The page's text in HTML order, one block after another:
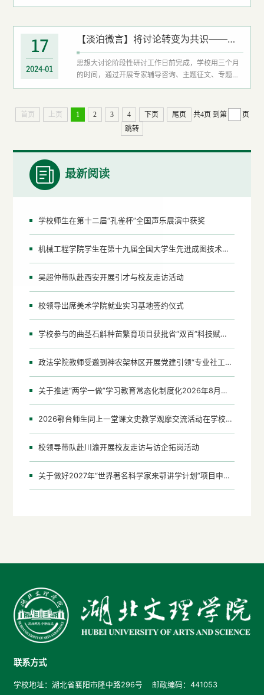
案》后，我们已在这条路上奋进了十年。在这十年
人以“大学”标准要求自己越来越深入人心。以共识为
基础，明确好规则标准。所有共识都需要制度和体系
来确保达成，让共识价值观深入人心、转变成人们自
觉行为。创建全国知名的、交通特色鲜明的高水平应
用型综合性大学是我们的...
17
2024-01
【淡泊微言】将讨论转变为共识——一论思想大讨论
​思想大讨论阶段性研讨工作日前完成，学校用三个月
的时间，通过开展专家辅导咨询、主题征文、专题研
讨等活动，研判学校发展形势，对标对表高水平大学
发展的路径与举措。这是学校领导班子推动事业内涵
式高质量发展的创新之举，更是汇聚共识、加快综合
性大学创建步伐的关键之举。以共识统一目标。共识
首页 上页 1 2 3 4 下页 尾页 共4页 到第
页
跳转
最新阅读
学校师生在第十二届“孔雀杯”全国声乐展演中获奖
机械工程学院学生在第十九届全国大学生先进成图技术与产品信息建模创新大赛中获奖
吴超仲带队赴西安开展引才与校友走访活动
校领导出席美术学院就业实习基地签约仪式
学校参与的曲茎石斛种苗繁育项目获批省“双百”科技赋能项目
政法学院教师受邀到神农架林区开展党建引领“专业社工+志愿服务”项目培训督导
关于推进“两学一做”学习教育常态化制度化2026年8月份重点工作的通知
2026鄂台师生同上一堂课文史教学观摩交流活动在学校成功举办
校领导带队赴川渝开展校友走访与访企拓岗活动
关于做好2027年“世界著名科学家来鄂讲学计划”项目申报工作的通知
联系方式
学校地址：湖北省襄阳市隆中路296号 邮政编码：441053